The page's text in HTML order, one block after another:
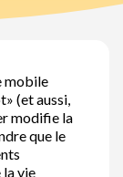
mobile
(et aussi,
modifie la
que le
vie